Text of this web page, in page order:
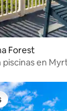
Forest
en